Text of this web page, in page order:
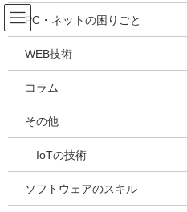
コ
ン
テ
ツ
ス
ッ
ナ
ビ
ゲ
シ
ン
移
吉川万能
メデ
HOME
2024年3月26日
20240326161407
PC・ネットの困りごと
WEB技術
コラム
その他
IoTの技術
ソフトウェアのスキル